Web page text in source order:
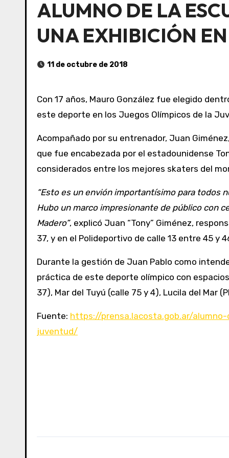
ALUMNO DE LA
UNA EXHIBICIÓN
11 de octubre de 2018
Con 17 años, Mauro González fue elegido dentro de los mejores menores del país que practican skateboarding y participó de una exhibición que ofreció
este deporte en los Juegos Olímpicos de la
Acompañado por su entrenador, Juan
que fue encabezada por el estadounidense
considerados entre los mejores skaters del
“Esto es un envión importantísimo para todos
Hubo un marco impresionante de público con
Madero”, explicó Juan “Tony” Giménez,
37, y en el Polideportivo de calle 13 entre 45 y
Durante la gestión de Juan Pablo como
práctica de este deporte olímpico con
37), Mar del Tuyú (calle 75 y 4), Lucila del Mar
Fuente: https://prensa.lacosta.gob.ar/
juventud/